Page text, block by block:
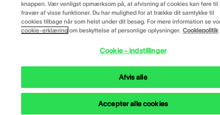
knappen. Vær venligst opmærksom på, at afvisning af cookies kan føre til
fravær af visse funktioner. Du har mulighed for at trække dit samtykke til
cookies tilbage når som helst under dit besøg. For mere information se
cookie-erklæring om beskyttelse af personlige oplysninger. Cookiepolitik
Cookie - indstillinger
Afvis alle
Accepter alle cookies